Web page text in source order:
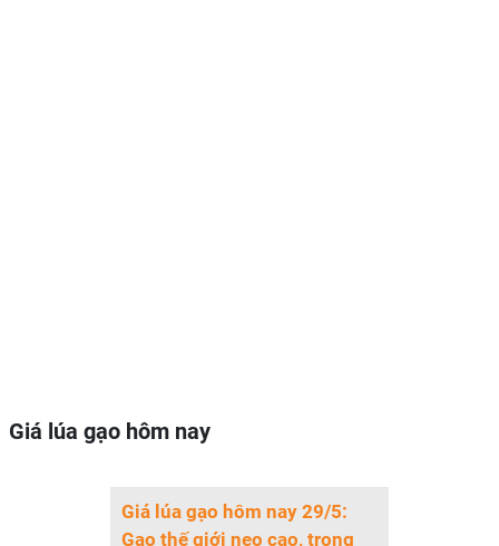
Giá lúa gạo hôm nay
Giá lúa gạo hôm nay 29/5:
Gạo thế giới neo cao, trong